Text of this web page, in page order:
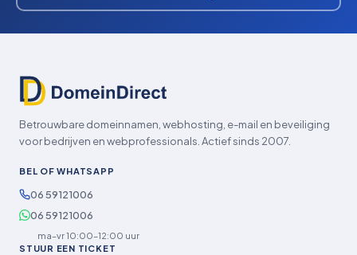
Betrouwbare domeinnamen, webhosting, e-mail en beveiliging
voor bedrijven en webprofessionals. Actief sinds 2007.
BEL OF WHATSAPP
06 59121006
06 59121006
ma–vr 10:00–12:00 uur
STUUR EEN TICKET